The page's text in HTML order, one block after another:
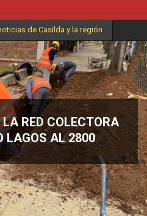
de Casilda y la región
RED COLECTORA
LAGOS AL 2800